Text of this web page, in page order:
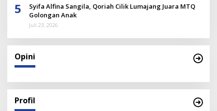
5
Syifa Alfina Sangila, Qoriah Cilik Lumajang Juara MTQ
Golongan Anak
Juli 23, 2026
Opini
Profil